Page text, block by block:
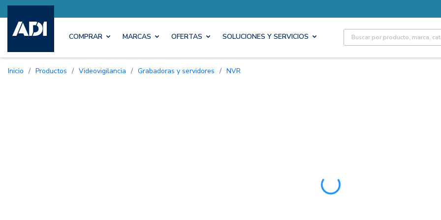
COMPRAR MARCAS OFERTAS SOLUCIONES Y SERVICIOS Site Search
Inicio / Productos / Videovigilancia / Grabadoras y servidores / NVR